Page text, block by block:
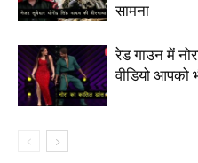
सामना
रेड गाउन में
वीडियो आपको